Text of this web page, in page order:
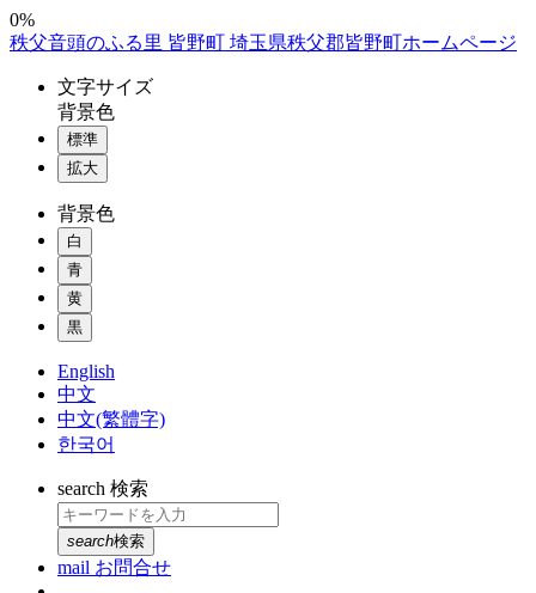
コ
ン
0%
秩父音頭のふる里 皆野町 埼玉県秩父郡皆野町ホームページ
文字サイズ
背景色
標準
拡大
背景色
白
青
黄
黒
English
中文
中文(繁體字)
한국어
search 検索
search検索
mail お問合せ